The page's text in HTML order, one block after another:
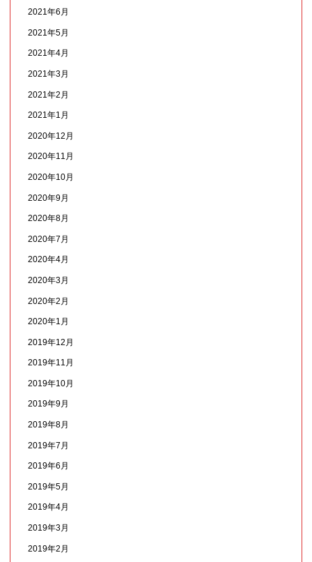
2021年6月
2021年5月
2021年4月
2021年3月
2021年2月
2021年1月
2020年12月
2020年11月
2020年10月
2020年9月
2020年8月
2020年7月
2020年4月
2020年3月
2020年2月
2020年1月
2019年12月
2019年11月
2019年10月
2019年9月
2019年8月
2019年7月
2019年6月
2019年5月
2019年4月
2019年3月
2019年2月